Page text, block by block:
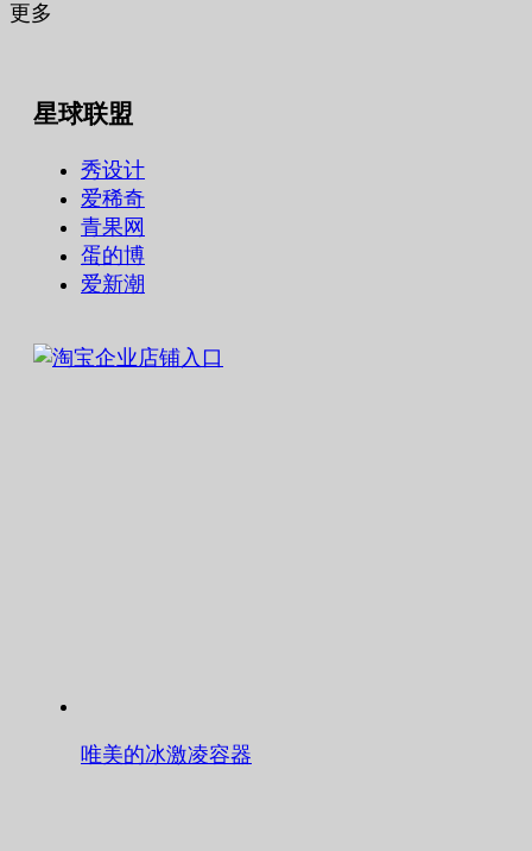
更多
星球联盟
秀设计
爱稀奇
青果网
蛋的博
爱新潮
唯美的冰激凌容器